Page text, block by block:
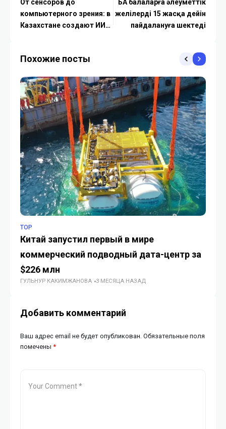
От сенсоров до
компьютерного зрения: в
Казахстане создают ИИ-
БАӘ балаларға әлеуметтік
желілерді 15 жасқа дейін
пайдалануға шектеді
Похожие посты
TOP
Китай запустил первый в мире
коммерческий подводный дата-центр за
$226 млн
ГУЛЬНУР КАКИМЖАНОВА 3 МЕСЯЦА НАЗАД
Добавить комментарий
Ваш адрес email не будет опубликован. Обязательные поля
помечены *